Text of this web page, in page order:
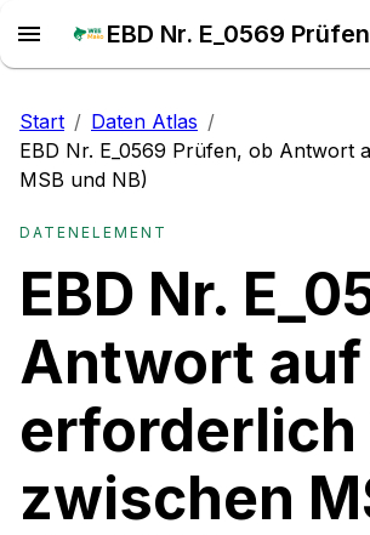
Start / Daten Atlas /
EBD Nr. E_0569 Prüfen, ob Antwort
MSB und NB)
DATENELEMENT
EBD Nr.
Antwort
erforderlich
zwischen